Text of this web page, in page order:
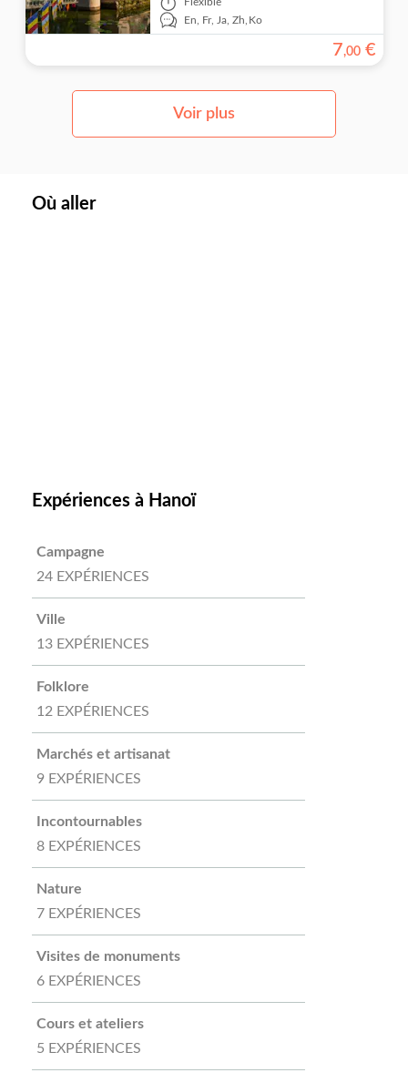
En, Fr, Ja,Zh,Ko
7,00 €
Voir plus
Où aller
Expériences à Hanoï
Campagne
24 EXPÉRIENCES
Ville
13 EXPÉRIENCES
Folklore
12 EXPÉRIENCES
Marchés et artisanat
9 EXPÉRIENCES
Incontournables
8 EXPÉRIENCES
Nature
7 EXPÉRIENCES
Visites de monuments
6 EXPÉRIENCES
Cours et ateliers
5 EXPÉRIENCES